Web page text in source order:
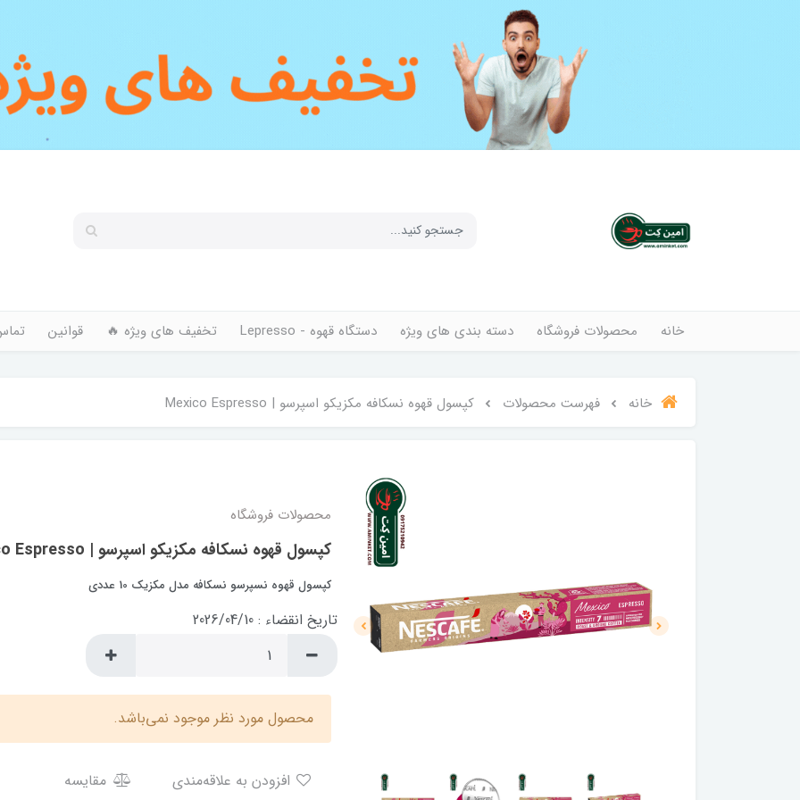
خانه محصولات فروشگاه دسته بندی های ویژه دستگاه قهوه - Lepresso تخفیف های ویژه 🔥 قوانین
خانه فهرست محصولات کپسول قهوه نسکافه مکزیکو اسپرسو | Mexico Espresso
محصولات فروشگاه
کپسول قهوه نسکافه مکزیکو اسپرسو | Mexico Espresso
کپسول قهوه نسپرسو نسکافه مدل مکزیک 10 عددی
تاریخ انقضاء : 2026/04/10
محصول مورد نظر موجود نمی‌باشد.
مقایسه